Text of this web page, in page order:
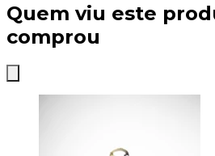
Quem viu este
comprou